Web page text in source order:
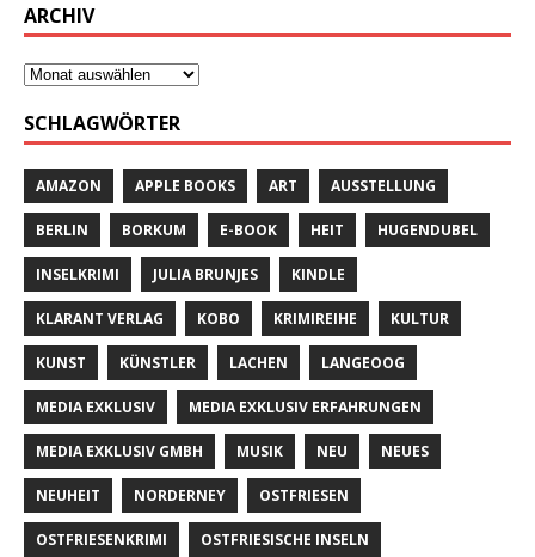
ARCHIV
SCHLAGWÖRTER
AMAZON APPLE BOOKS ART AUSSTELLUNG
BERLIN BORKUM E-BOOK HEIT HUGENDUBEL
INSELKRIMI JULIA BRUNJES KINDLE
KLARANT VERLAG KOBO KRIMIREIHE KULTUR
KUNST KÜNSTLER LACHEN LANGEOOG
MEDIA EXKLUSIV MEDIA EXKLUSIV ERFAHRUNGEN
MEDIA EXKLUSIV GMBH MUSIK NEU NEUES
NEUHEIT NORDERNEY OSTFRIESEN
OSTFRIESENKRIMI OSTFRIESISCHE INSELN